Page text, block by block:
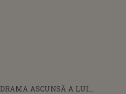
DRAMA ASCUNSĂ A LUI